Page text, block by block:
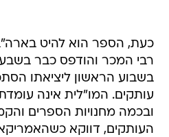
כעת, הספר הוא להיט
רבי המכר והודפס כבר בשבע
עותקים. המו"לית אינה
ובכמה מחנויות הספרים
העותקים, דווקא